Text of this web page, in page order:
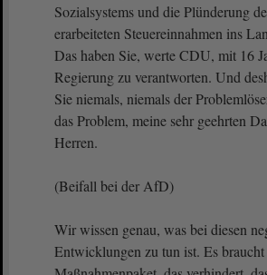
Sozialsystems und die Plünderung
erarbeiteten Steuereinnahmen ins
Das haben Sie, werte CDU, mit 16
Regierung zu verantworten. Und
Sie niemals, niemals der
das Problem, meine sehr geehrten
Herren.
(Beifall bei der AfD)
Wir wissen genau, was bei diesen
Entwicklungen zu tun ist. Es braucht